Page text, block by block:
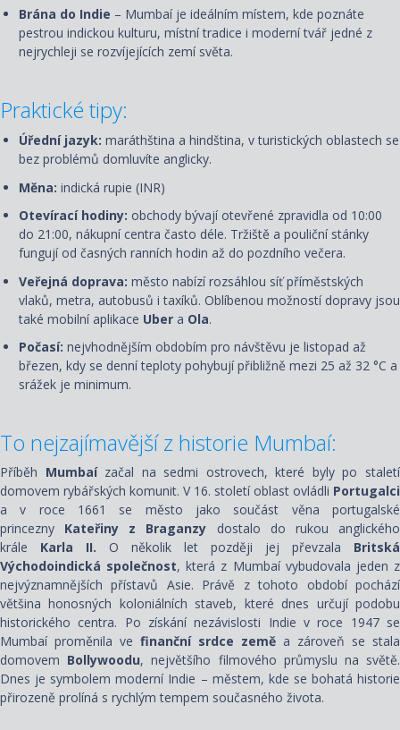
Brána do Indie – Mumbaí je ideálním místem, kde poznáte
pestrou indickou kulturu, místní tradice i moderní tvář jedné z
nejrychleji se rozvíjejících zemí světa.
Praktické tipy:
Úřední jazyk: maráthština a hindština, v turistických oblastech se
bez problémů domluvíte anglicky.
Měna: indická rupie (INR)
Otevírací hodiny: obchody bývají otevřené zpravidla od 10:00
do 21:00, nákupní centra často déle. Tržiště a pouliční stánky
fungují od časných ranních hodin až do pozdního večera.
Veřejná doprava: město nabízí rozsáhlou síť příměstských
vlaků, metra, autobusů i taxíků. Oblíbenou možností dopravy jsou
také mobilní aplikace Uber a Ola.
Počasí: nejvhodnějším obdobím pro návštěvu je listopad až
březen, kdy se denní teploty pohybují přibližně mezi 25 až 32 °C a
srážek je minimum.
To nejzajímavější z historie Mumbaí:
Příběh Mumbaí začal na sedmi ostrovech, které byly po staletí
domovem rybářských komunit. V 16. století oblast ovládli Portugalci
a v roce 1661 se město jako součást věna portugalské
princezny Kateřiny z Braganzy dostalo do rukou anglického
krále Karla II. O několik let později jej převzala Britská
Východoindická společnost, která z Mumbaí vybudovala jeden z
nejvýznamnějších přístavů Asie. Právě z tohoto období pochází
většina honosných koloniálních staveb, které dnes určují podobu
historického centra. Po získání nezávislosti Indie v roce 1947 se
Mumbaí proměnila ve finanční srdce země a zároveň se stala
domovem Bollywoodu, největšího filmového průmyslu na světě.
Dnes je symbolem moderní Indie – městem, kde se bohatá historie
přirozeně prolíná s rychlým tempem současného života.